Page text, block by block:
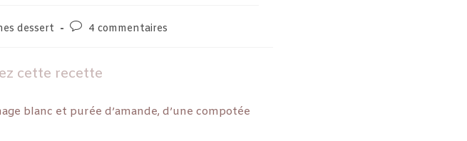
dessert 4 commentaires
cette recette
blanc et purée d’amande, d’une compotée